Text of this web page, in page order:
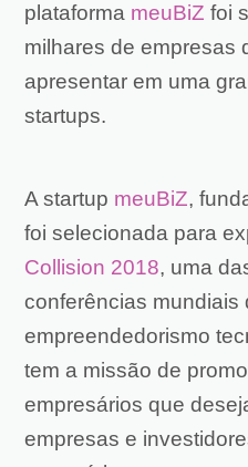
plataforma meuBiZ foi
milhares de empresas
apresentar em uma
startups.
A startup meuBiZ,
foi selecionada para
Collision 2018, uma
conferências mundiais
empreendedorismo
tem a missão de
empresários que
empresas e